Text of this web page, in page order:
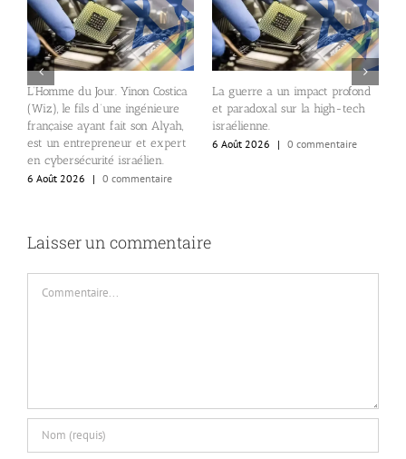
L’Homme du Jour. Yinon Costica
(Wiz), le fils d’une ingénieure
française ayant fait son Alyah,
est un entrepreneur et expert
en cybersécurité israélien.
6 Août 2026
| 0 commentaire
La guerre a un impact profond
et paradoxal sur la high-tech
israélienne.
6 Août 2026
| 0 commentaire
Laisser un commentaire